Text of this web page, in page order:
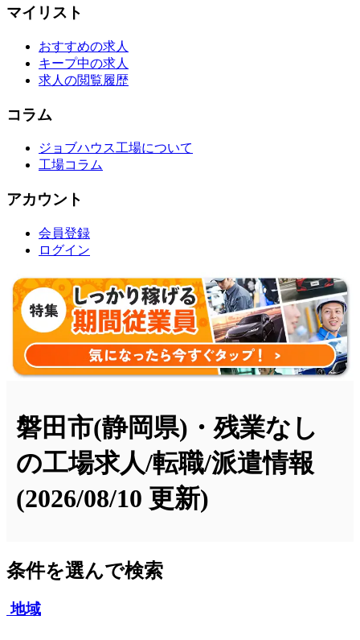
マイリスト
おすすめの求人
キープ中の求人
求人の閲覧履歴
コラム
ジョブハウス工場について
工場コラム
アカウント
会員登録
ログイン
磐田市(静岡県)・残業なし
の工場求人/転職/派遣情報
(2026/08/10 更新)
条件を選んで検索
地域